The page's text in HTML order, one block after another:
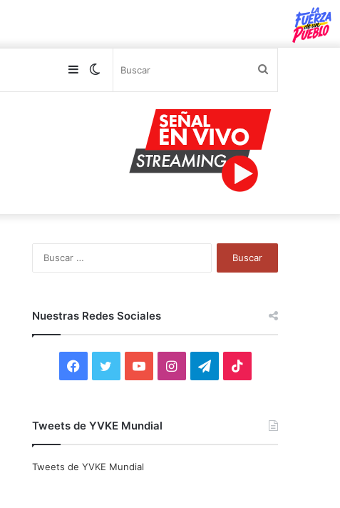
Switch
Sidebar
Nuestras Redes Sociales
F
c
i
Y
u
I
T
Tweets de YVKE Mundial
Tweets de YVKE Mundial